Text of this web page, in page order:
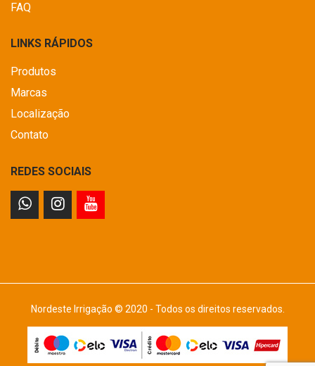
FAQ
LINKS RÁPIDOS
Produtos
Marcas
Localização
Contato
REDES SOCIAIS
Nordeste Irrigação © 2020 - Todos os direitos reservados.